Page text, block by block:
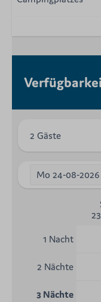
2 Gäste
Mo 24-08-2026
1 Nacht
2 Nächte
3 Nächte